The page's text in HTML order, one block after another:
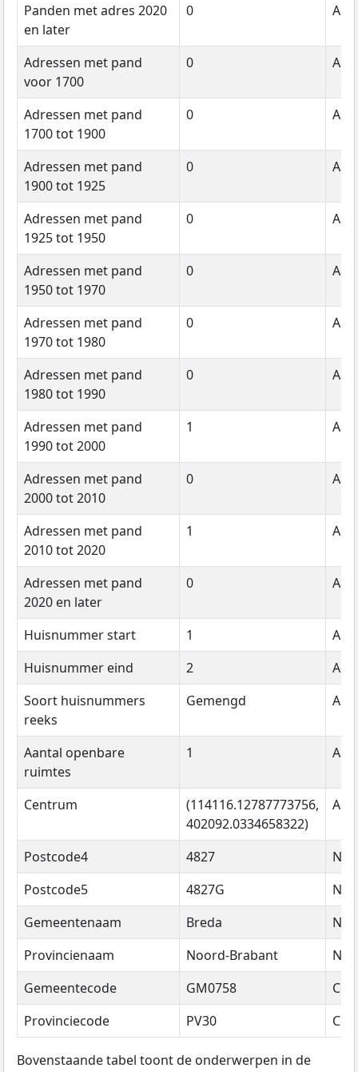
Panden met adres 2020
en later
0
Adressen met pand
voor 1700
0
Adressen met pand
1700 tot 1900
0
Adressen met pand
1900 tot 1925
0
Adressen met pand
1925 tot 1950
0
Adressen met pand
1950 tot 1970
0
Adressen met pand
1970 tot 1980
0
Adressen met pand
1980 tot 1990
0
Adressen met pand
1990 tot 2000
1
Adressen met pand
2000 tot 2010
0
Adressen met pand
2010 tot 2020
1
Adressen met pand
2020 en later
0
Huisnummer start 1
Huisnummer eind
2
Soort huisnummers
reeks
Gemengd
Aantal openbare
ruimtes
1
Centrum
(114116.12787773756,
402092.0334658322)
Postcode4 4827
Postcode5
4827G
Gemeentenaam
Breda
Provincienaam
Noord-Brabant
Gemeentecode
GM0758
Provinciecode
PV30
Bovenstaande tabel toont de onderwerpen in de